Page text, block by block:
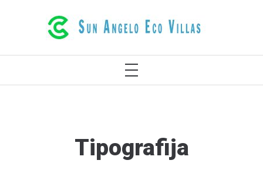
LUKSUZNE EKO VILE V RETHYMNO
KRETA GRČIJA
PRIMARNI
MENI
Tipografija